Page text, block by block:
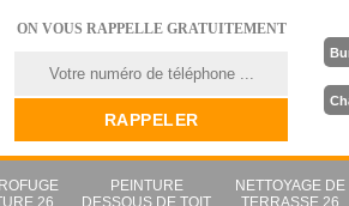
ON VOUS RAPPELLE GRATUITEMENT
26
PEINTURE
DESSOUS DE TOIT
NETTOYAGE DE
TERRASSE 26